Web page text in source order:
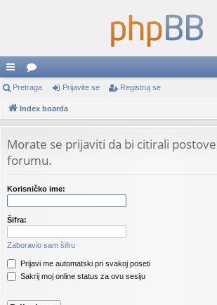
rzi
lin
vi
or
u
Pretraga Prijavite se Registruj se
Index boarda
Morate se prijaviti da bi citirali
forumu.
Korisničko ime:
Šifra:
Zaboravio sam šifru
Prijavi me automatski pri svakoj poseti
Sakrij moj online status za ovu sesiju